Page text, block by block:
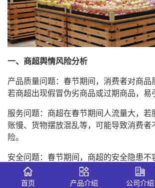
一、商超舆情风险分析
产品质量问题：春节期间，消费者对商品
若商超出现假冒伪劣商品或过期商品，易
服务问题：商超在春节期间人流量大，若
账慢、货物摆放混乱等，可能导致消费者
险。
安全问题：春节期间，商超的安全隐患不
盗窃等，若处理不当，易引发负面舆情。
首页 产品介绍 公司介绍